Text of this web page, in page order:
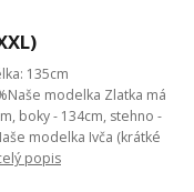
135cm
modelka Zlatka má
boky - 134cm, stehno -
modelka Ivča (krátké
popis